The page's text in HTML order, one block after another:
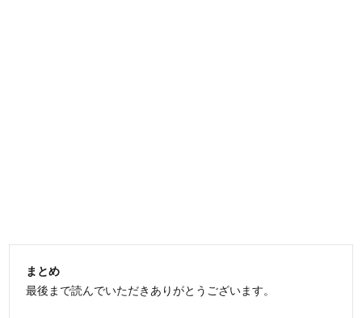
まとめ
最後まで読んでいただきありがとうございます。